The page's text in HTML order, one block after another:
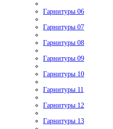
Гарнитуры 06
Гарнитуры 07
Гарнитуры 08
Гарнитуры 09
Гарнитуры 10
Гарнитуры 11
Гарнитуры 12
Гарнитуры 13